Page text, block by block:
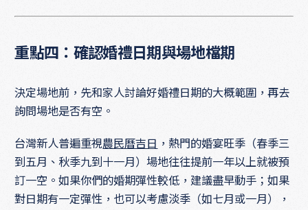
重點四：確認婚禮日期與場地檔期
決定場地前，先和家人討論好婚禮日期的大概範圍，再去
詢問場地是否有空。
台灣新人普遍重視農民曆吉日 ，熱門的婚宴旺季（春季三
到五月、秋季九到十一月）場地往往提前一年以上就被預
訂一空。如果你們的婚期彈性較低，建議盡早動手；如果
對日期有一定彈性，也可以考慮淡季（如七月或一月），